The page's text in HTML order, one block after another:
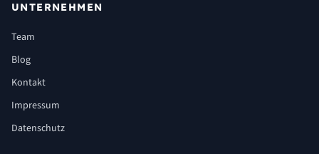
UNTERNEHMEN
Team
Blog
Kontakt
Impressum
Datenschutz